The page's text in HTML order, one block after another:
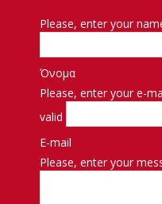
Please, enter your
Όνομα
Please, enter your e-
valid
E-mail
Please, enter your